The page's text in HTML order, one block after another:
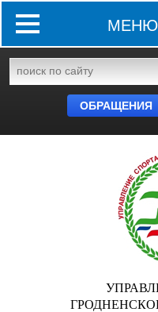
МЕНЮ
ОБРАЩЕНИЯ